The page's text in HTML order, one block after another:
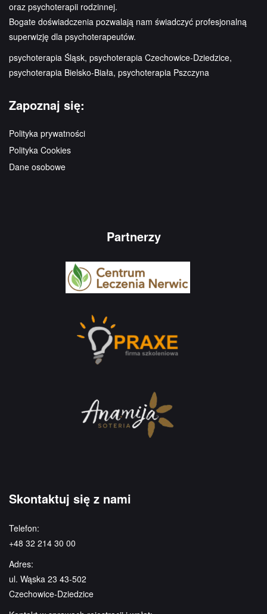
oraz psychoterapii rodzinnej.
Bogate doświadczenia pozwalają nam świadczyć profesjonalną
superwizję dla psychoterapeutów.
psychoterapia Śląsk, psychoterapia Czechowice-Dziedzice,
psychoterapia Bielsko-Biała, psychoterapia Pszczyna
Zapoznaj się:
Polityka prywatności
Polityka Cookies
Dane osobowe
Partnerzy
Skontaktuj się z nami
Telefon:
+48 32 214 30 00
Adres:
ul. Wąska 23 43-502
Czechowice-Dziedzice